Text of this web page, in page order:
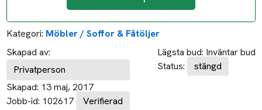
Kategori: Möbler / Soffor & Fåtöljer
Skapad av:
Privatperson
Skapad: 13 maj, 2017
Jobb-id: 102617 Verifierad
Lägsta bud: Inväntar bud
Status:
stängd